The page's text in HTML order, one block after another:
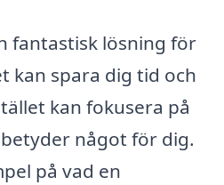
fantastisk lösning för
kan spara dig tid och
kan fokusera på
något för dig.
på vad en